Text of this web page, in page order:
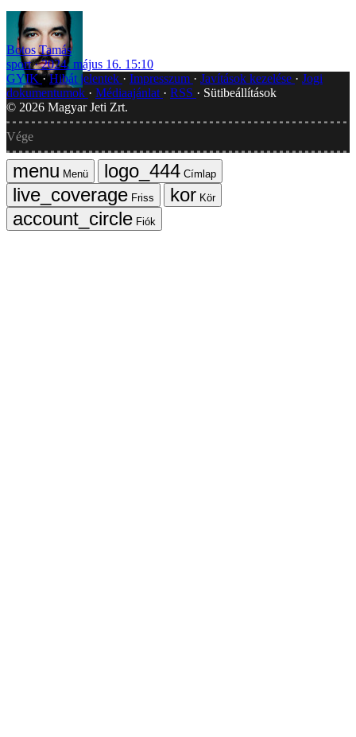
Botos Tamás
sport
2024. május 16. 15:10
GYIK Hibát jelentek Impresszum Javítások kezelése
Jogi
dokumentumok
Médiaajánlat RSS
Sütibeállítások
© 2026 Magyar Jeti Zrt.
Vége
Menü
Címlap
Friss
Kör
Fiók